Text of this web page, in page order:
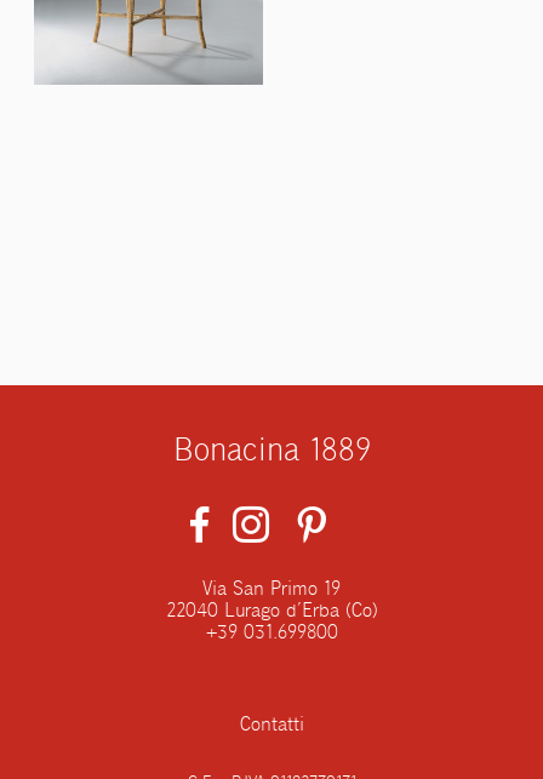
Bonacina 1889
Via San Primo 19
22040 Lurago d’Erba (Co)
+39 031.699800
Contatti